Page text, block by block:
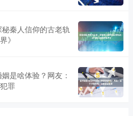
秦人信仰的古老轨
》
是啥体验？网友：
罪